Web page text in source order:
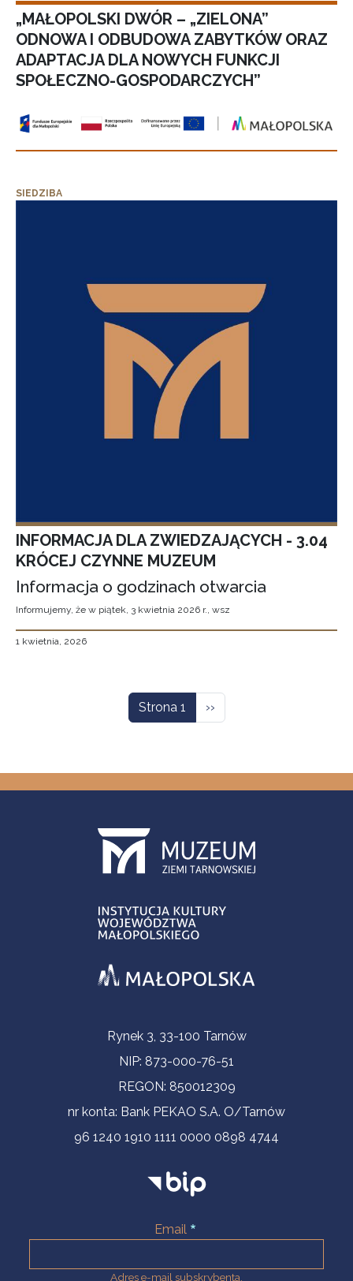
„MAŁOPOLSKI DWÓR – „ZIELONA”
ODNOWA I ODBUDOWA ZABYTKÓW ORAZ
ADAPTACJA DLA NOWYCH FUNKCJI
SPOŁECZNO-GOSPODARCZYCH”
SIEDZIBA
INFORMACJA DLA ZWIEDZAJĄCYCH - 3.04
KRÓCEJ CZYNNE MUZEUM
Informacja o godzinach otwarcia
Informujemy, że w piątek, 3 kwietnia 2026 r., wsz
1 kwietnia, 2026
Strona 1 Następna strona
››
Informacje kontaktoweRynek 3, 33-100 Tarnów
NIP: 873-000-76-51
REGON: 850012309
nr konta: Bank PEKAO S.A. O/Tarnów
96 1240 1910 1111 0000 0898 4744
Email
Adres e-mail subskrybenta.